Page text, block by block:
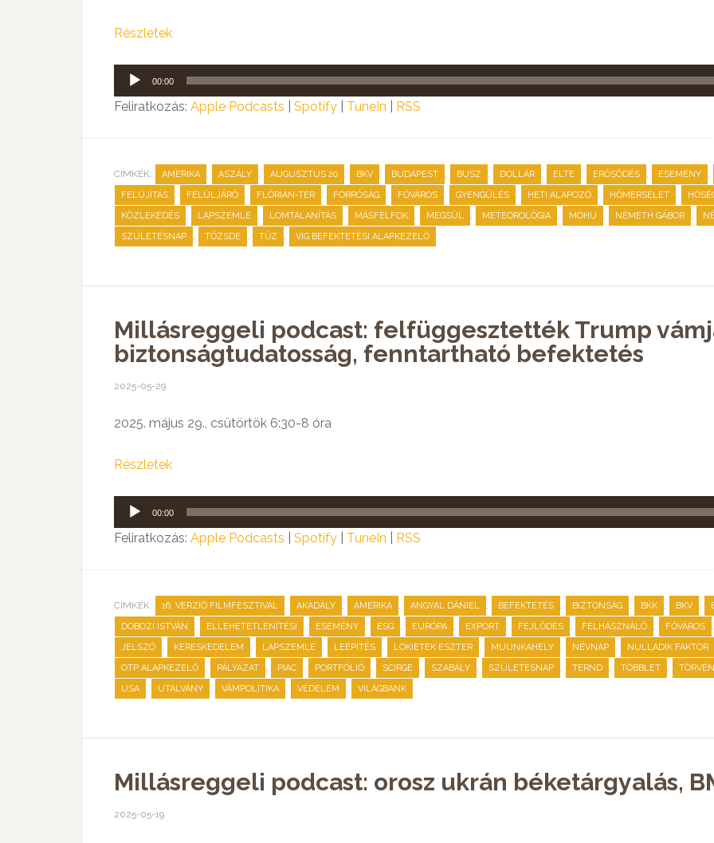
Részletek
Audió
lejátszó
00:00
Feliratkozás: Apple Podcasts Spotify TuneIn RSS
CÍMKÉK: AMERIKA , ASZÁLY , AUGUSZTUS 20 , BKV , BUDAPEST , BUSZ , DOLLÁR , ELTE , ERŐSÖDÉS , ESEMÉNY ,
FELÚJÍTÁS , FELÜLJÁRÓ , FLÓRIÁN-TÉR , FORRÓSÁG , FŐVÁROS , GYENGÜLÉS , HETI ALAPOZÓ , HŐMÉRSÉLET ,
KÖZLEKEDÉS , LAPSZEMLE , LOMTALANÍTÁS , MÁSFÉLFOK , MEGSÜL , METEOROLÓGIA , MOHU , NÉMETH GÁBOR ,
SZÜLETÉSNAP , TŐZSDE , TŰZ , VIG BEFEKTETÉSI ALAPKEZELŐ
Millásreggeli podcast: felfüggesztették Trump
biztonságtudatosság, fenntartható befektetés
2025-05-29
2025. május 29., csütörtök 6:30-8 óra
Részletek
Audió
lejátszó
00:00
Feliratkozás: Apple Podcasts Spotify TuneIn RSS
CÍMKÉK: 16. VERZIÓ FILMFESZTIVÁL , AKADÁLY , AMERIKA , ANGYAL DÁNIEL , BEFEKTETÉS , BIZTONSÁG , BKK , BKV ,
DOBOZI ISTVÁN , ELLEHETETLENÍTÉSI , ESEMÉNY , ESG , EURÓPA , EXPORT , FEJLŐDÉS , FELHASZNÁLÓ , FŐVÁROS ,
JELSZÓ , KERESKEDELEM , LAPSZEMLE , LEÉPÍTÉS , LOKIETEK ESZTER , MUUNKAHELY , NÉVNAP , NULLADIK FAKTOR
OTP ALAPKEZELŐ , PÁLYÁZAT , PIAC , PORTFÓLIÓ , SCIRGE , SZABÁLY , SZÜLETÉSNAP , TERND , TÖBBLET ,
USA , UTALVÁNY , VÁMPOLITIKA , VÉDELEM , VILÁGBANK
Millásreggeli podcast: orosz ukrán béketárgyalás,
2025-05-19